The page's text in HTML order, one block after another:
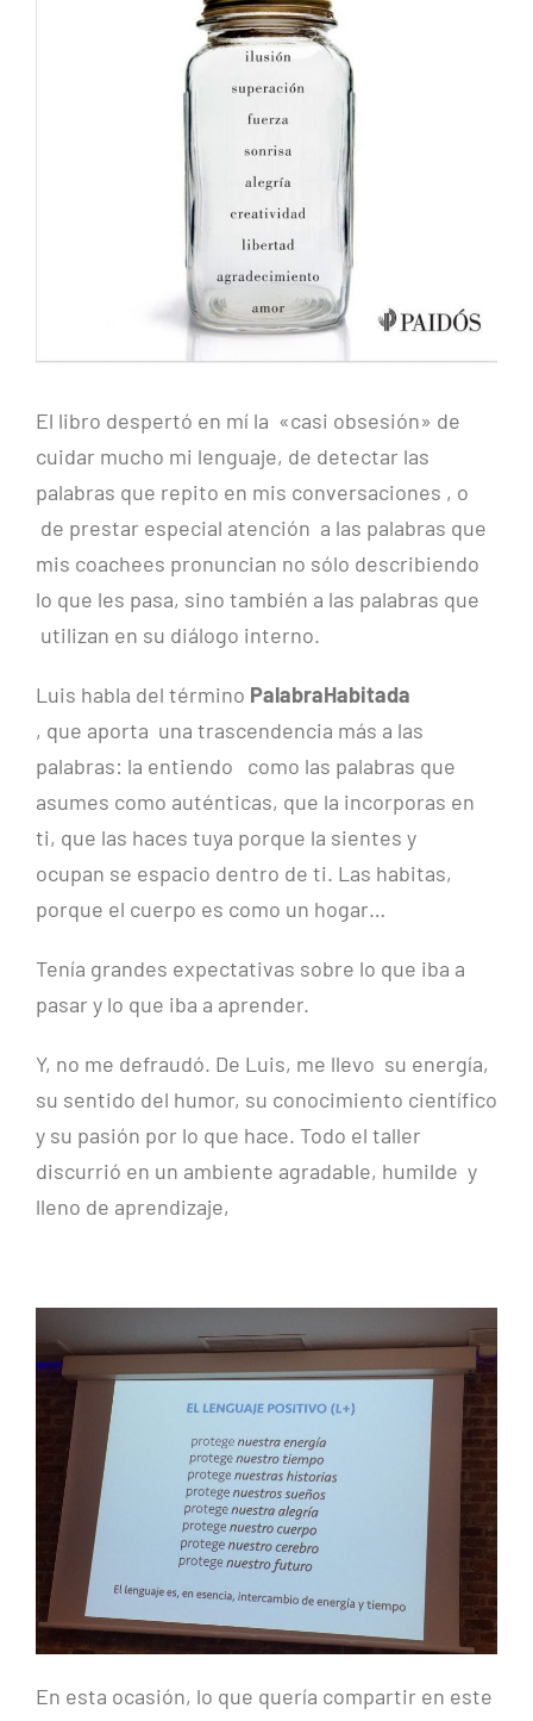
El libro despertó en mí la «casi obsesión» de
cuidar mucho mi lenguaje, de detectar las
palabras que repito en mis conversaciones , o
de prestar especial atención a las palabras que
mis coachees pronuncian no sólo describiendo
lo que les pasa, sino también a las palabras que
utilizan en su diálogo interno.
Luis habla del término PalabraHabitada
, que aporta una trascendencia más a las
palabras: la entiendo como las palabras que
asumes como auténticas, que la incorporas en
ti, que las haces tuya porque la sientes y
ocupan se espacio dentro de ti. Las habitas,
porque el cuerpo es como un hogar…
Tenía grandes expectativas sobre lo que iba a
pasar y lo que iba a aprender.
Y, no me defraudó. De Luis, me llevo su energía,
su sentido del humor, su conocimiento científico
y su pasión por lo que hace. Todo el taller
discurrió en un ambiente agradable, humilde y
lleno de aprendizaje,
En esta ocasión, lo que quería compartir en este